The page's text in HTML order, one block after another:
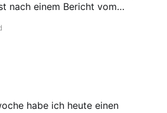
nach einem Bericht vom
als zu Corona-Zeiten.
und Know-how-
Tarifrunde steht
habe ich heute einen